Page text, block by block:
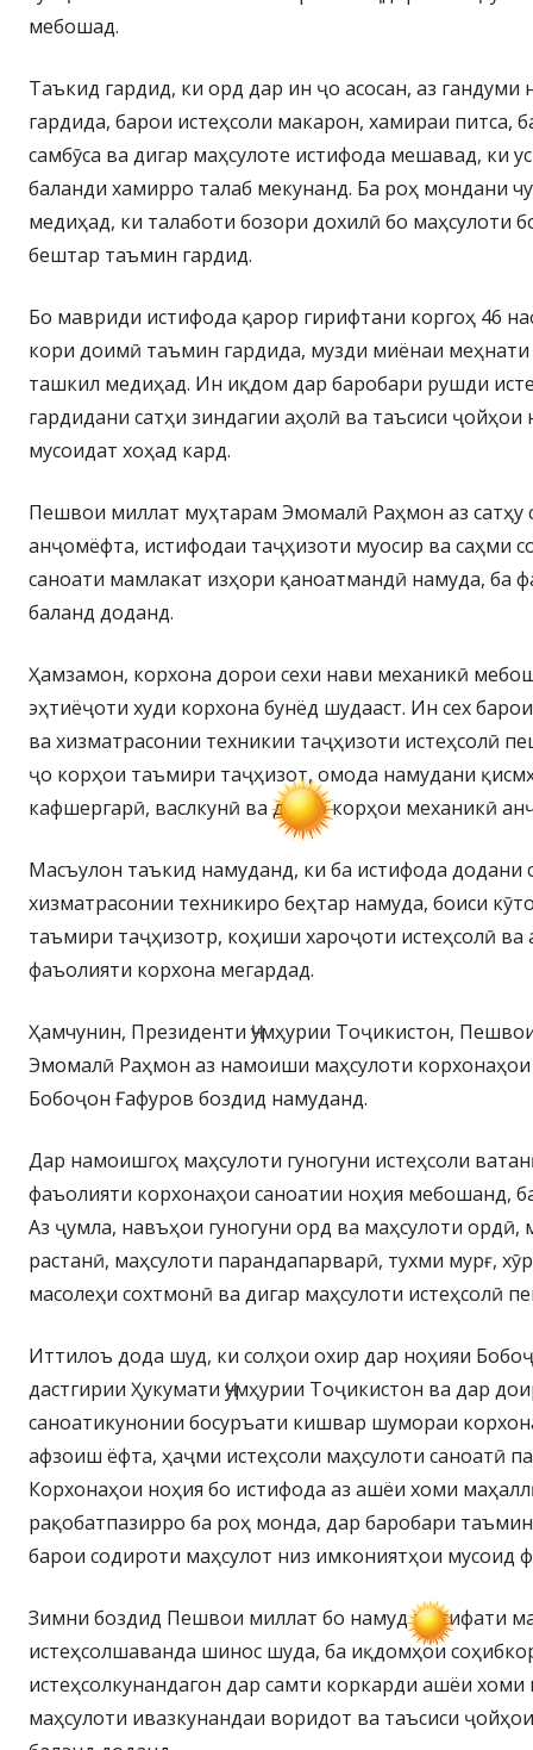
мебошад.
Таъкид гардид, ки орд дар ин ҷо асосан, аз
гардида, барои истеҳсоли макарон, хамираи питса,
самбӯса ва дигар маҳсулоте истифода мешавад, ки
баланди хамирро талаб мекунанд. Ба роҳ мондани
медиҳад, ки талаботи бозори дохилӣ бо маҳсулоти
бештар таъмин гардид.
Бо мавриди истифода қарор гирифтани коргоҳ 46
кори доимӣ таъмин гардида, музди миёнаи
ташкил медиҳад. Ин иқдом дар баробари рушди
гардидани сатҳи зиндагии аҳолӣ ва таъсиси ҷойҳои
мусоидат хоҳад кард.
Пешвои миллат муҳтарам Эмомалӣ Раҳмон аз сатҳу
анҷомёфта, истифодаи таҷҳизоти муосир ва саҳми
саноати мамлакат изҳори қаноатмандӣ намуда, ба
баланд доданд.
Ҳамзамон, корхона дорои сехи нави механикӣ
эҳтиёҷоти худи корхона бунёд шудааст. Ин сех
ва хизматрасонии техникии таҷҳизоти истеҳсолӣ
ҷо корҳои таъмири таҷҳизот, омода намудани
кафшергарӣ, васлкунӣ ва дигар корҳои механикӣ
Масъулон таъкид намуданд, ки ба истифода додани
хизматрасонии техникиро беҳтар намуда, боиси
таъмири таҷҳизотр, коҳиши хароҷоти истеҳсолӣ ва
фаъолияти корхона мегардад.
Ҳамчунин, Президенти Ҷумҳурии Тоҷикистон,
Эмомалӣ Раҳмон аз намоиши маҳсулоти
Бобоҷон Ғафуров боздид намуданд.
Дар намоишгоҳ маҳсулоти гуногуни истеҳсоли
фаъолияти корхонаҳои саноатии ноҳия мебошанд,
Аз ҷумла, навъҳои гуногуни орд ва маҳсулоти ордӣ,
растанӣ, маҳсулоти парандапарварӣ, тухми мурғ,
масолеҳи сохтмонӣ ва дигар маҳсулоти истеҳсолӣ
Иттилоъ дода шуд, ки солҳои охир дар ноҳияи
дастгирии Ҳукумати Ҷумҳурии Тоҷикистон ва дар
саноатикунонии босуръати кишвар шумораи
афзоиш ёфта, ҳаҷми истеҳсоли маҳсулоти саноатӣ
Корхонаҳои ноҳия бо истифода аз ашёи хоми
рақобатпазирро ба роҳ монда, дар баробари
барои содироти маҳсулот низ имкониятҳои мусоид
Зимни боздид Пешвои миллат бо намуд ва сифати
истеҳсолшаванда шинос шуда, ба иқдомҳои
истеҳсолкунандагон дар самти коркарди ашёи хоми
маҳсулоти ивазкунандаи воридот ва таъсиси